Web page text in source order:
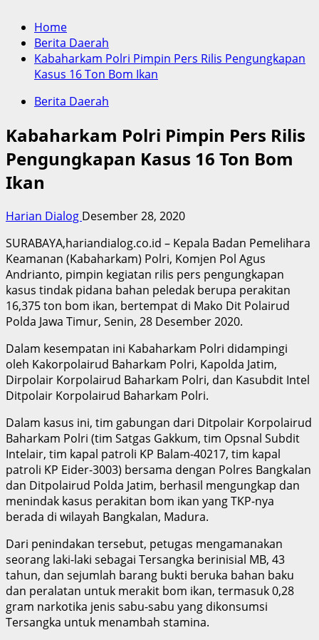
Home
Berita Daerah
Kabaharkam Polri Pimpin Pers Rilis Pengungkapan
Kasus 16 Ton Bom Ikan
Berita Daerah
Kabaharkam Polri Pimpin Pers Rilis
Pengungkapan Kasus 16 Ton Bom
Ikan
Harian Dialog Desember 28, 2020
SURABAYA,hariandialog.co.id – Kepala Badan Pemelihara
Keamanan (Kabaharkam) Polri, Komjen Pol Agus
Andrianto, pimpin kegiatan rilis pers pengungkapan
kasus tindak pidana bahan peledak berupa perakitan
16,375 ton bom ikan, bertempat di Mako Dit Polairud
Polda Jawa Timur, Senin, 28 Desember 2020.
Dalam kesempatan ini Kabaharkam Polri didampingi
oleh Kakorpolairud Baharkam Polri, Kapolda Jatim,
Dirpolair Korpolairud Baharkam Polri, dan Kasubdit Intel
Ditpolair Korpolairud Baharkam Polri.
Dalam kasus ini, tim gabungan dari Ditpolair Korpolairud
Baharkam Polri (tim Satgas Gakkum, tim Opsnal Subdit
Intelair, tim kapal patroli KP Balam-40217, tim kapal
patroli KP Eider-3003) bersama dengan Polres Bangkalan
dan Ditpolairud Polda Jatim, berhasil mengungkap dan
menindak kasus perakitan bom ikan yang TKP-nya
berada di wilayah Bangkalan, Madura.
Dari penindakan tersebut, petugas mengamanakan
seorang laki-laki sebagai Tersangka berinisial MB, 43
tahun, dan sejumlah barang bukti beruka bahan baku
dan peralatan untuk merakit bom ikan, termasuk 0,28
gram narkotika jenis sabu-sabu yang dikonsumsi
Tersangka untuk menambah stamina.